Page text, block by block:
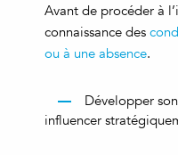
Avant de procéder à
connaissance des
ou à une absence.
Développer
influencer